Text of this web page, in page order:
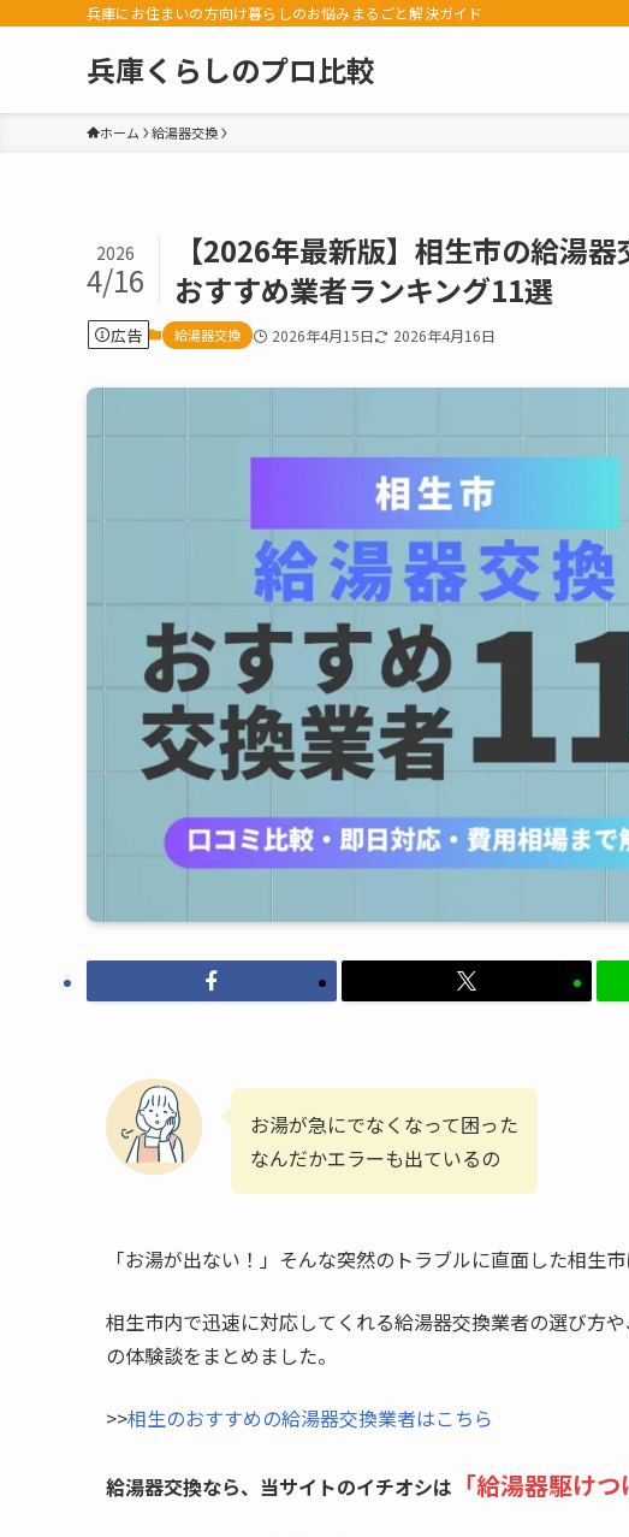
兵庫にお住まいの方向け暮らしのお悩みまるごと解決ガイド
兵庫くらしのプロ比較
ホーム 給湯器交換
【2026年最新版】相生市の給湯
おすすめ業者ランキング11選
2026
4/16
広告 給湯器交換 2026年4月15日 2026年4月16日
お湯が急にでなくなって困った
なんだかエラーも出ているの
「お湯が出ない！」そんな突然のトラブルに直面した相生市
相生市内で迅速に対応してくれる給湯器交換業者の選び方
の体験談をまとめました。
>>相生のおすすめの給湯器交換業者はこちら
給湯器交換なら、当サイトのイチオシは 「給湯器駆けつ